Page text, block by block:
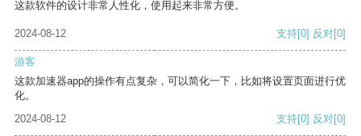
这款软件的设计非常人性化，使用起来非常方便。
2024-08-12 支持[0] 反对[0]
游客
这款加速器app的操作有点复杂，可以简化一下，比如将设置页面进行优
化。
2024-08-12
支持[0] 反对[0]